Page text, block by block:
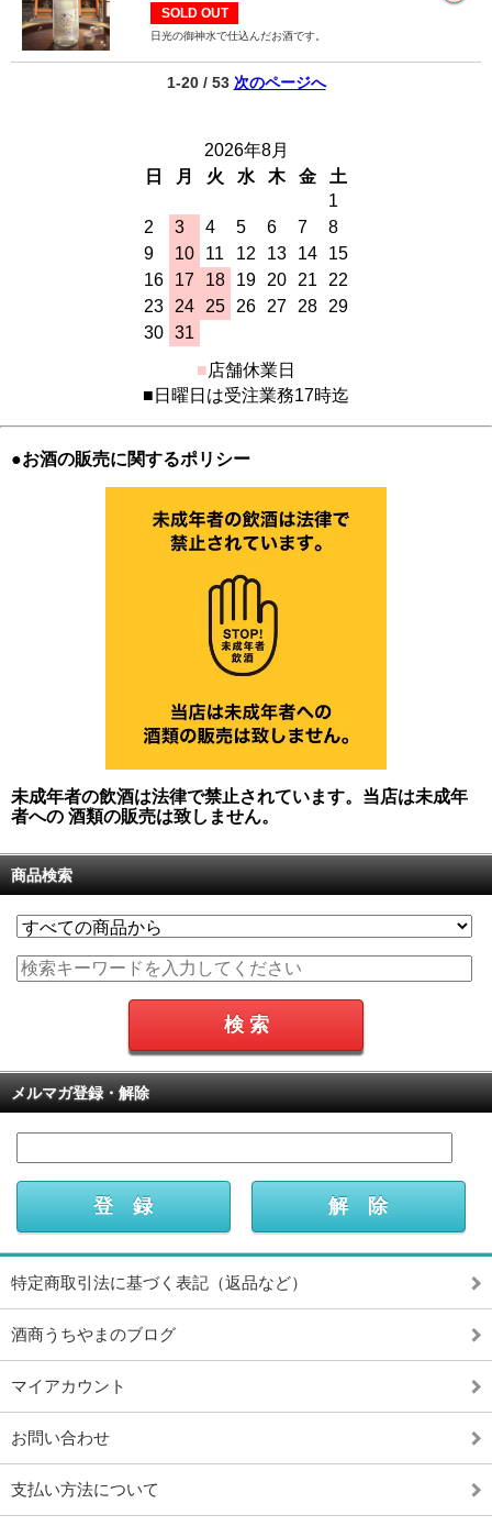
SOLD OUT
日光の御神水で仕込んだお酒です。
1-20 / 53 次のページへ
2026年8月
日
月 火 水 木 金
土
1
2
3 4 5 6 7
8
9
10 11 12 13 14
15
16
17 18 19 20 21 22
23 24 25 26 27 28 29
30 31
■店舗休業日
■日曜日は受注業務17時迄
●お酒の販売に関するポリシー
未成年者の飲酒は法律で禁止されています。当店は未成年
者への 酒類の販売は致しません。
商品検索
メルマガ登録・解除
特定商取引法に基づく表記（返品など）
酒商うちやまのブログ
マイアカウント
お問い合わせ
支払い方法について